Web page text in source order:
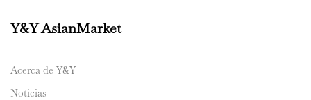
Y&Y AsianMarket
Acerca de Y&Y
Noticias